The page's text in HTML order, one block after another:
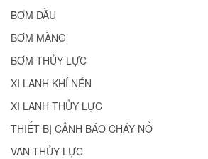
BƠM DẦU
BƠM MÀNG
BƠM THỦY LỰC
XI LANH KHÍ NÉN
XI LANH THỦY LỰC
THIẾT BỊ CẢNH BÁO CHÁY NỔ
VAN THỦY LỰC